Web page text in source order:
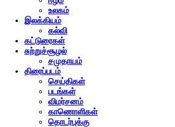
உலகம்
இலக்கியம்
கல்வி
கட்டுரைகள்
சுற்றுச்சூழல்
சமுதாயம்
திரைப்படம்
செய்திகள்
படங்கள்
விமர்சனம்
காணொளிகள்
தொடர்புக்கு